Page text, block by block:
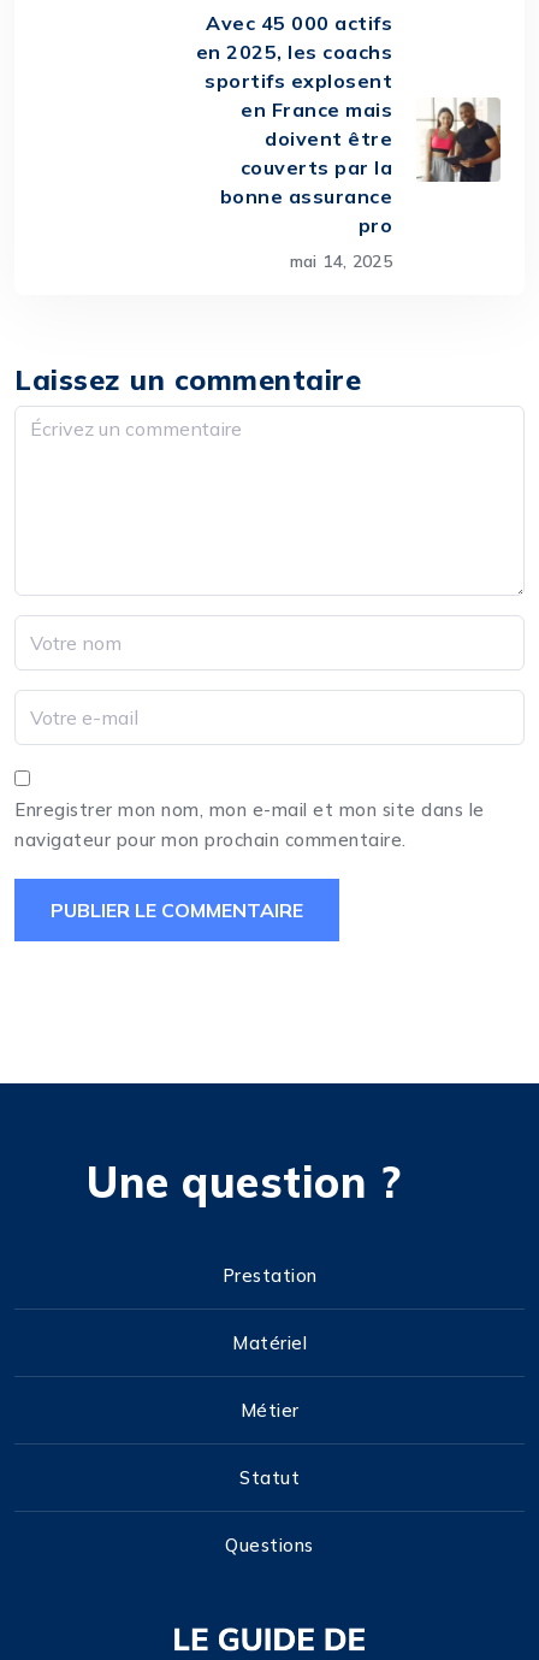
Avec 45 000 actifs
en 2025, les coachs
sportifs explosent
en France mais
doivent être
couverts par la
bonne assurance
pro
mai 14, 2025
Laissez un commentaire
Enregistrer mon nom, mon e-mail et mon site dans le
navigateur pour mon prochain commentaire.
Une question ?
Prestation
Matériel
Métier
Statut
Questions